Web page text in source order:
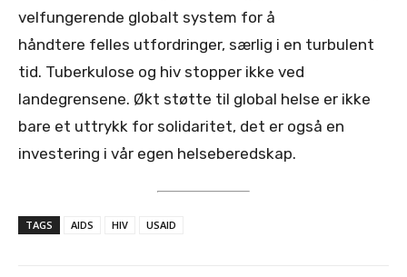
velfungerende globalt system for å
håndtere felles utfordringer, særlig i en turbulent
tid. Tuberkulose og hiv stopper ikke ved
landegrensene. Økt støtte til global helse er ikke
bare et uttrykk for solidaritet, det er også en
investering i vår egen helseberedskap.
TAGS AIDS HIV USAID